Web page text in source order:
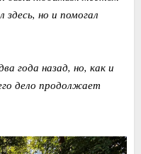
но и помогал
года назад, но, как и
дело продолжает